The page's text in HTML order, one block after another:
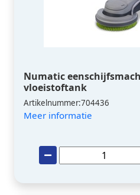
Numatic
vloeistoftank
Artikelnummer:704436
Meer informatie